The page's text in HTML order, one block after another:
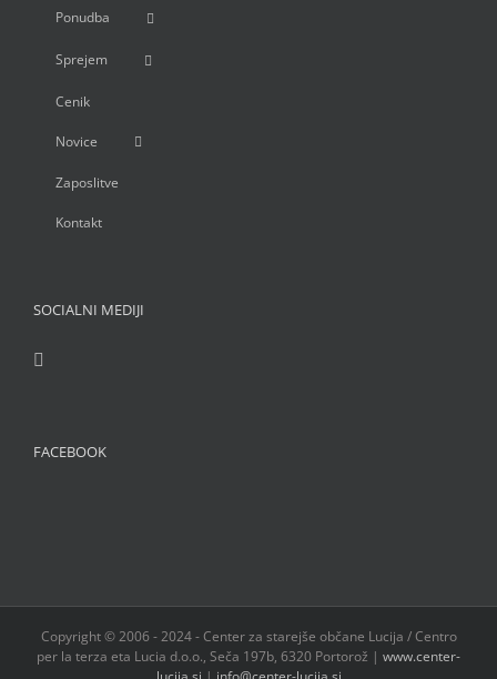
Ponudba
Sprejem
Cenik
Novice
Zaposlitve
Kontakt
SOCIALNI MEDIJI
FACEBOOK
Copyright © 2006 - 2024 - Center za starejše občane Lucija / Centro
per la terza eta Lucia d.o.o., Seča 197b, 6320 Portorož | www.center-